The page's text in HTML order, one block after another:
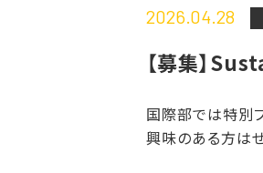
2026.04.28
【募集】
国際部では特別
興味のある方は